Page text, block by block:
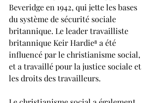
Beveridge en 1942, qui jette les bases
du système de sécurité sociale
britannique. Le leader travailliste
britannique Keir Hardie⁸ a été
influencé par le christianisme social,
et a travaillé pour la justice sociale et
les droits des travailleurs.